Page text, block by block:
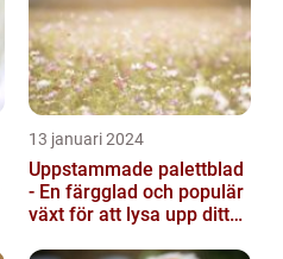
13 januari 2024
Uppstammade palettblad
- En färgglad och populär
växt för att lysa upp ditt